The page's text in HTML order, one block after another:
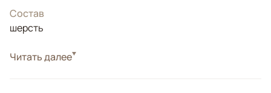
Состав
шерсть
ЦветаБелый/Сливочный, Желтый, Бежевый
Читать далее